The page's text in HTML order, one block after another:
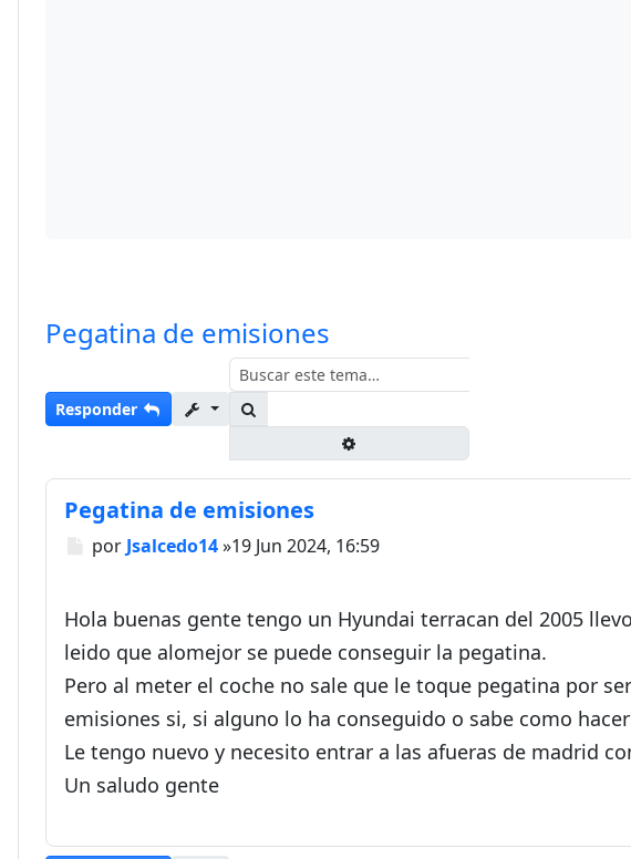
Pegatina de emisiones
Responder
Pegatina de emisiones
Mensaje
por Jsalcedo14»19 Jun 2024, 16:59
Hola buenas gente tengo un Hyundai terracan del 2005
leido que alomejor se puede conseguir la pegatina.
Pero al meter el coche no sale que le toque pegatina por
emisiones si, si alguno lo ha conseguido o sabe como
Le tengo nuevo y necesito entrar a las afueras de madrid
Un saludo gente